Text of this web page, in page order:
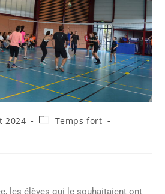
2024
Temps fort
les élèves qui le souhaitaient ont